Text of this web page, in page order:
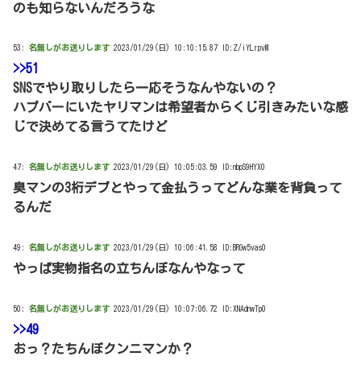
のも知らないんだろうな
53: 名無しがお送りします 2023/01/29(日) 10:10:15.87 ID:Z/iYLrpvM
>>51
SNSでやり取りしたら一応そうなんやないの？
ハプバーにいたヤリマンは希望者からくじ引きみたいな感
じで決めてる言うてたけど
47: 名無しがお送りします 2023/01/29(日) 10:05:03.59 ID:nbpS9HYX0
臭マンの3桁デブとやって金払うってどんな業を背負って
るんだ
49: 名無しがお送りします 2023/01/29(日) 10:06:41.58 ID:BRGw5vas0
やっぱ実物指名の立ちんぼなんやなって
50: 名無しがお送りします 2023/01/29(日) 10:07:06.72 ID:XNAdnwTp0
>>49
おっ？たちんぼクンニマンか？